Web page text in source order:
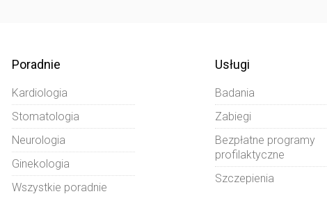
Poradnie
Kardiologia
Stomatologia
Neurologia
Ginekologia
Wszystkie poradnie
Usługi
Badania
Zabiegi
Bezpłatne programy
profilaktyczne
Szczepienia